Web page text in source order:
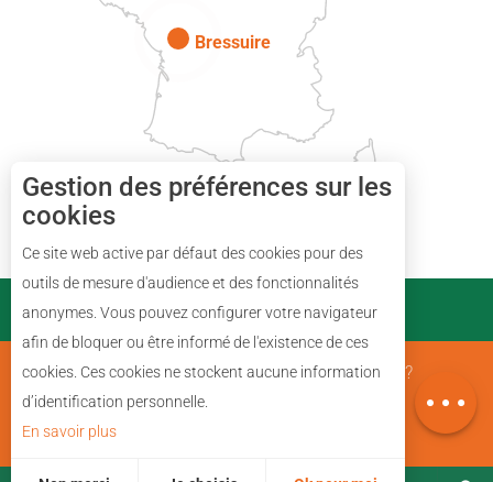
Réserver
Carte
Bressuire
PARTENAIRES
Mentions Légales Qui sommes nous ?
Gestion des préférences sur les
cookies
Ce site web active par défaut des cookies pour des
outils de mesure d'audience et des fonctionnalités
anonymes. Vous pouvez configurer votre navigateur
afin de bloquer ou être informé de l'existence de ces
cookies. Ces cookies ne stockent aucune information
d’identification personnelle.
En savoir plus